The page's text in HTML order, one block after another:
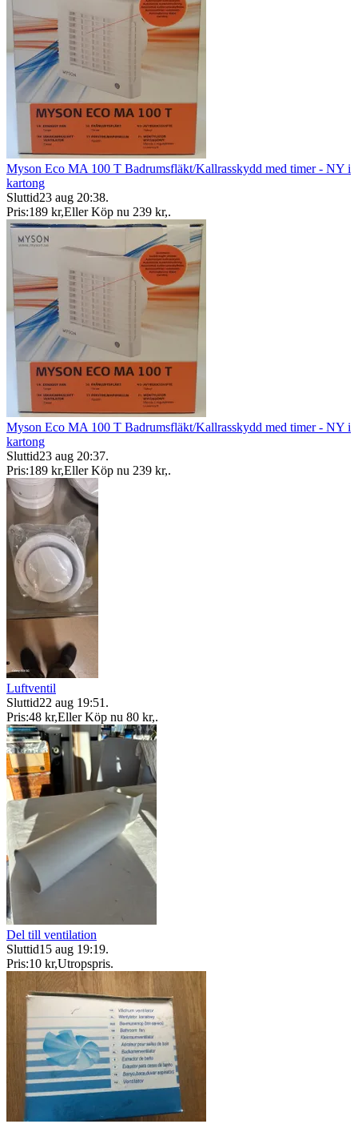
Myson Eco MA 100 T Badrumsfläkt/Kallrasskydd med timer - NY i
kartong
Sluttid23 aug 20:38.
Pris:189 kr,Eller Köp nu 239 kr,.
Myson Eco MA 100 T Badrumsfläkt/Kallrasskydd med timer - NY i
kartong
Sluttid23 aug 20:37.
Pris:189 kr,Eller Köp nu 239 kr,.
Luftventil
Sluttid22 aug 19:51 .
Pris:48 kr,Eller Köp nu 80 kr,.
Del till ventilation
Sluttid15 aug 19:19.
Pris:10 kr,Utropspris.